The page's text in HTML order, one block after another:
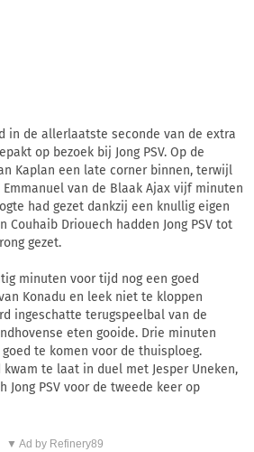
in de allerlaatste seconde van de extra
op bezoek bij Jong PSV. Op de
Kaplan een late corner binnen, terwijl
Emmanuel van de Blaak Ajax vijf minuten
had gezet dankzij een knullig eigen
Couhaib Driouech hadden Jong PSV tot
gezet.
minuten voor tijd nog een goed
Konadu en leek niet te kloppen
ingeschatte terugspeelbal van de
eten gooide. Drie minuten
te komen voor de thuisploeg.
te laat in duel met Jesper Uneken,
Jong PSV voor de tweede keer op
▼ Ad by Refinery89